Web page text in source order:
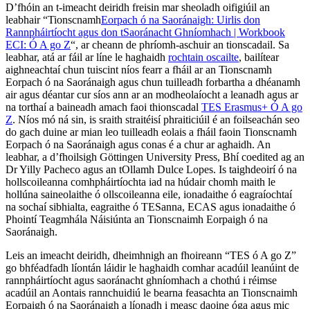
D’fhóin an t-imeacht deiridh freisin mar sheoladh oifigiúil an
leabhair “TionscnamhEorpach ó na Saoránaigh: Uirlis don
Rannpháirtíocht agus don tSaoránacht Ghníomhach | Workbook
ECI: Ó A go Z“, ar cheann de phríomh-aschuir an tionscadail. Sa
leabhar, atá ar fáil ar líne le haghaidh rochtain oscailte, bailítear
aighneachtaí chun tuiscint níos fearr a fháil ar an Tionscnamh
Eorpach ó na Saoránaigh agus chun tuilleadh forbartha a dhéanamh
air agus déantar cur síos ann ar an modheolaíocht a leanadh agus ar
na torthaí a baineadh amach faoi thionscadal TES Erasmus+ Ó A go
Z. Níos mó ná sin, is sraith straitéisí phraiticiúil é an foilseachán seo
do gach duine ar mian leo tuilleadh eolais a fháil faoin Tionscnamh
Eorpach ó na Saoránaigh agus conas é a chur ar aghaidh. An
leabhar, a d’fhoilsigh Göttingen University Press, Bhí coedited ag an
Dr Yilly Pacheco agus an tOllamh Dulce Lopes. Is taighdeoirí ó na
hollscoileanna comhpháirtíochta iad na húdair chomh maith le
hollúna saineolaithe ó ollscoileanna eile, ionadaithe ó eagraíochtaí
na sochaí sibhialta, eagraithe ó TESanna, ECAS agus ionadaithe ó
Phointí Teagmhála Náisiúnta an Tionscnaimh Eorpaigh ó na
Saoránaigh.
Leis an imeacht deiridh, dheimhnigh an fhoireann “TES ó A go Z”
go bhféadfadh líontán láidir le haghaidh comhar acadúil leanúint de
rannpháirtíocht agus saoránacht ghníomhach a chothú i réimse
acadúil an Aontais rannchuidiú le bearna feasachta an Tionscnaimh
Eorpaigh ó na Saoránaigh a líonadh i measc daoine óga agus mic